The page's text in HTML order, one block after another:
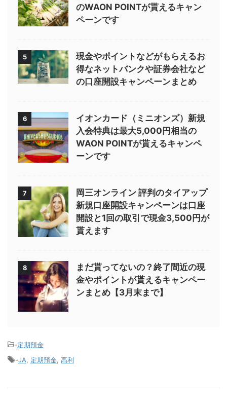
のWAON POINTが貰えるキャン
ペーンです
5
現金やポイントなどがもらえるお
得なネットバンクや証券会社など
の口座開設キャンペーンまとめ
6
イオンカード（ミニオンズ）新規
入会特典は最大5,000円相当の
WAON POINTが貰えるキャンペ
ーンです
7
岡三オンライン 評判のタイアップ
新規口座開設キャンペーンは口座
開設と1回の取引で現金3,500円が
貰えます
8
まだ貰ってないの？終了間近の現
金やポイントが貰えるキャンペー
ンまとめ【3月末まで】
-定期預金
-JA 定期預金 高利